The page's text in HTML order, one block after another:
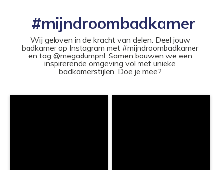
#mijndroombadkamer
Wij geloven in de kracht van delen. Deel jouw
badkamer op Instagram met #mijndroombadkamer
en tag @megadumpnl. Samen bouwen we een
inspirerende omgeving vol met unieke
badkamerstijlen. Doe je mee?